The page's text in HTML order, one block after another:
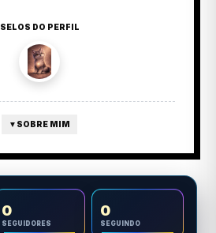
SELOS DO PERFIL
▼ SOBRE MIM
0
SEGUIDORES
0
SEGUINDO